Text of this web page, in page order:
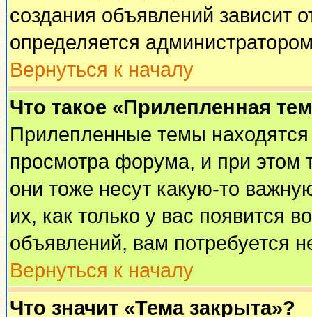
создания объявлений зависит
определяется
Вернуться к началу
Что такое «Прилепленная
Прилепленные темы
просмотра форума, и при этом
они тоже несут какую-то
их, как только у вас появится
объявлений, вам потребуется
Вернуться к началу
Что значит «Тема закрыта»?